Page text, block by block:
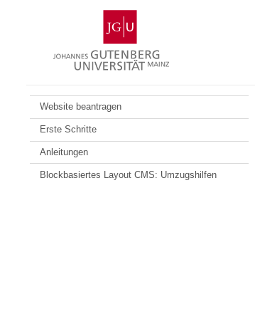
Gutenberg-
Universität
Mainz
Website beantragen
Erste Schritte
Anleitungen
Blockbasiertes Layout CMS: Umzugshilfen